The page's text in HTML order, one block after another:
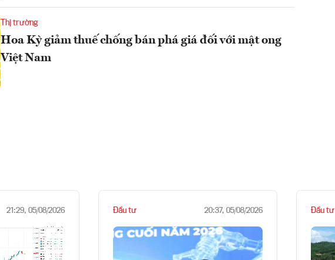
Thị trường
Hoa Kỳ giảm thuế chống bán phá giá đối với mật ong
Việt Nam
21:29, 05/08/2026 Đầu tư 20:37, 05/08/2026 Đầu tư